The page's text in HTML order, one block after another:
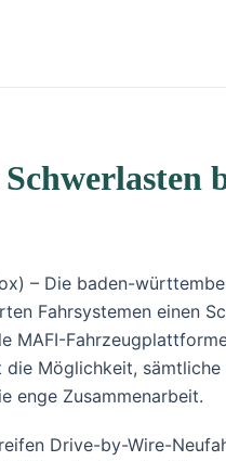
– Die baden-
Fahrsystemen einen
MAFI-
Möglichkeit,
enge Zusammenarbeit.
Drive-by-Wire-